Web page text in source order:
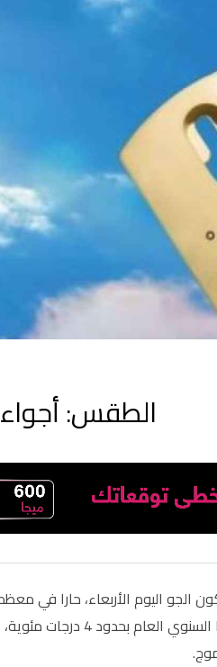
الطقس: أجواء
الجو اليوم الأربعاء، حارا في
بحيث تبقى أعلى من
.